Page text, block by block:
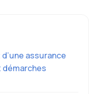
assurance